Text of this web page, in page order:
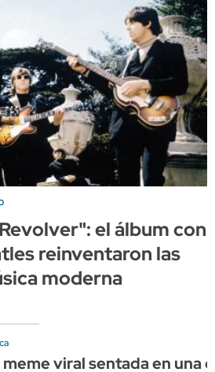
el álbum con
reinventaron las
moderna
viral sentada en una